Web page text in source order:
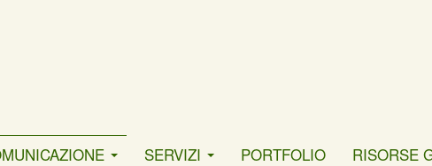
SERVIZI PORTFOLIO RISORSE